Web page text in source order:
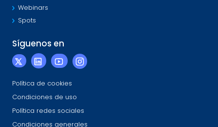
Webinars
Spots
Síguenos en
Política de cookies
Condiciones de uso
Política redes sociales
Condiciones generales